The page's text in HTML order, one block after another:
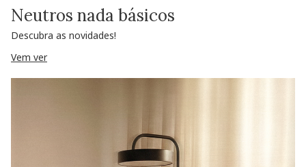
Neutros nada básicos
Descubra as novidades!
Vem ver